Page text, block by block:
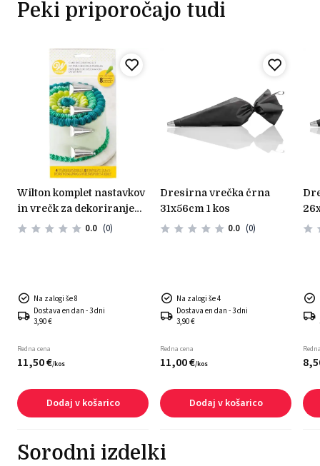
Peki priporočajo tudi
wilton komplet nastavkov
in vrečk za dekoriranje
(12 kos)
0.0 (0)
Na zalogi še 8
Dostava en dan - 3 dni
3,90 €
Redna cena
11,50€/kos
Dodaj v košarico
dresirna vrečka črna
31x56cm 1 kos
0.0 (0)
Na zalogi še 4
Dostava en dan - 3 dni
3,90 €
Redna cena
11,00€/kos
Dodaj v košarico
dresirna vrečka črna
8,
Sorodni izdelki